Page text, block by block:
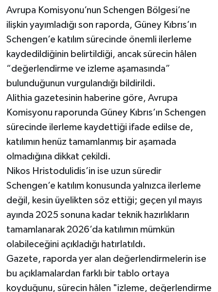
Avrupa Komisyonu’nun Schengen Bölgesi’ne
ilişkin yayımladığı son raporda, Güney Kıbrıs’ın
Schengen’e katılım sürecinde önemli ilerleme
kaydedildiğinin belirtildiği, ancak sürecin hâlen
“değerlendirme ve izleme aşamasında”
bulunduğunun vurgulandığı bildirildi.
Alithia gazetesinin haberine göre, Avrupa
Komisyonu raporunda Güney Kıbrıs’ın Schengen
sürecinde ilerleme kaydettiği ifade edilse de,
katılımın henüz tamamlanmış bir aşamada
olmadığına dikkat çekildi.
Nikos Hristodulidis’in ise uzun süredir
Schengen’e katılım konusunda yalnızca ilerleme
değil, kesin üyelikten söz ettiği; geçen yıl mayıs
ayında 2025 sonuna kadar teknik hazırlıkların
tamamlanarak 2026’da katılımın mümkün
olabileceğini açıkladığı hatırlatıldı.
Gazete, raporda yer alan değerlendirmelerin ise
bu açıklamalardan farklı bir tablo ortaya
koyduğunu, sürecin hâlen "izleme, değerlendirme